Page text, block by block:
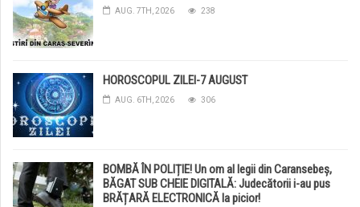
AUG. 7TH, 2026 238
HOROSCOPUL ZILEI-7 AUGUST
AUG. 6TH, 2026 306
BOMBĂ ÎN POLIȚIE! Un om al legii din Caransebeș,
BĂGAT SUB CHEIE DIGITALĂ: Judecătorii i-au pus
BRĂȚARĂ ELECTRONICĂ la picior!